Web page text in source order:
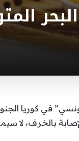
في كوريا
بالخرف، لا